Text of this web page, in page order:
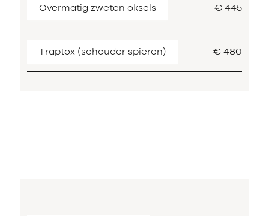
Overmatig zweten oksels € 445
Traptox (schouder spieren) € 480